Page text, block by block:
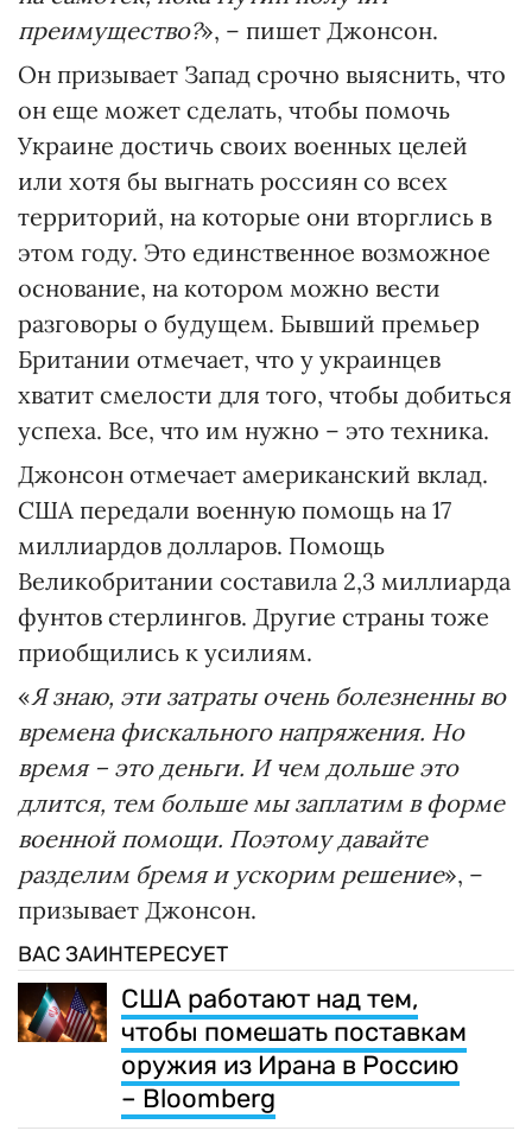
преимущество?», – пишет Джонсон.
Он призывает Запад срочно выяснить, что
он еще может сделать, чтобы помочь
Украине достичь своих военных целей
или хотя бы выгнать россиян со всех
территорий, на которые они вторглись в
этом году. Это единственное возможное
основание, на котором можно вести
разговоры о будущем. Бывший премьер
Британии отмечает, что у украинцев
хватит смелости для того, чтобы добиться
успеха. Все, что им нужно – это техника.
Джонсон отмечает американский вклад.
США передали военную помощь на 17
миллиардов долларов. Помощь
Великобритании составила 2,3 миллиарда
фунтов стерлингов. Другие страны тоже
приобщились к усилиям.
«Я знаю, эти затраты очень болезненны во
времена фискального напряжения. Но
время – это деньги. И чем дольше это
длится, тем больше мы заплатим в форме
военной помощи. Поэтому давайте
разделим бремя и ускорим решение», –
призывает Джонсон.
ВАС ЗАИНТЕРЕСУЕТ
США работают над тем,
чтобы помешать поставкам
оружия из Ирана в Россию
– Bloomberg